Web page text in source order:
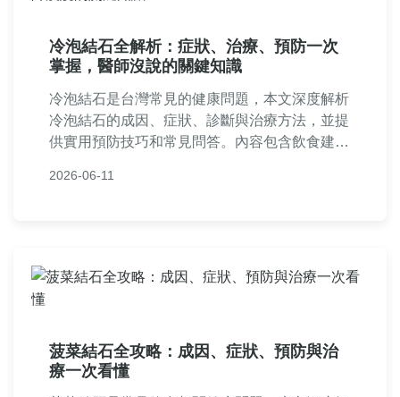
冷泡結石全解析：症狀、治療、預防一次
掌握，醫師沒說的關鍵知識
冷泡結石是台灣常見的健康問題，本文深度解析
冷泡結石的成因、症狀、診斷與治療方法，並提
供實用預防技巧和常見問答。內容包含飲食建
冷泡結石，遠離疼痛困擾。
2026-06-11
菠菜結石全攻略：成因、症狀、預防與治
療一次看懂